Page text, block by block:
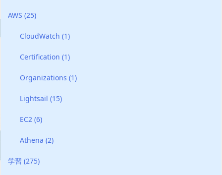
AWS (25)
CloudWatch(1)
Certification(1)
Organizations(1)
Lightsail(15)
EC2(6)
Athena(2)
学習 (275)